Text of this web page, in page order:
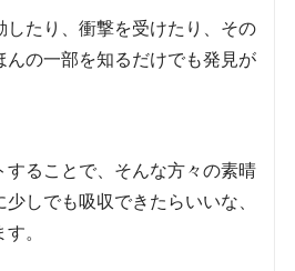
したり、衝撃を受けたり、その
んの一部を知るだけでも発見が
することで、そんな方々の素晴
しでも吸収できたらいいな、
。